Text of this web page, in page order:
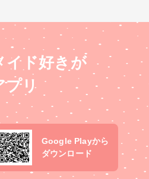
イド好きが
プリ
Google Playから
ダウンロード